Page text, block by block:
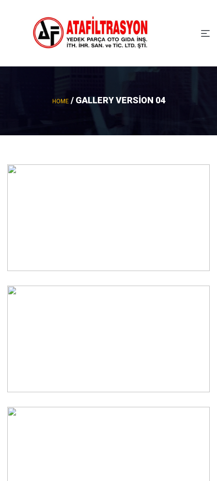
HOME/ GALLERY VERSION 04